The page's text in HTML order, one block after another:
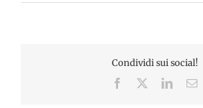
Condividi sui social!
Facebook